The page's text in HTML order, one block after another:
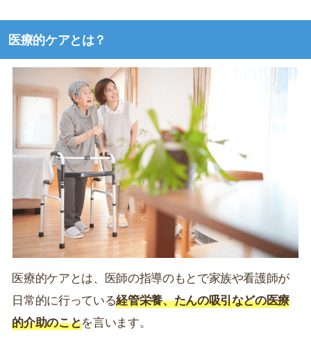
医療的ケアとは？
医療的ケアとは、医師の指導のもとで家族や看護師が
日常的に行っている経管栄養、たんの吸引などの医療
的介助のことを言います。